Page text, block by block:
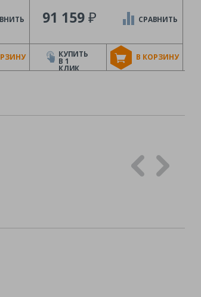
91 159₽
В КОРЗИНУ
СРАВНИТЬ
КУПИТЬ
В 1
КЛИК